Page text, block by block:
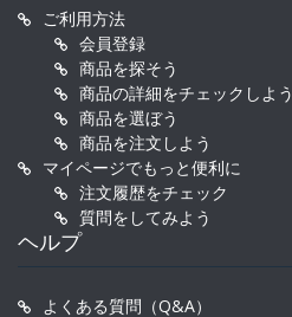
ご利用方法
会員登録
商品を探そう
商品の詳細をチェックしよう
商品を選ぼう
商品を注文しよう
マイページでもっと便利に
注文履歴をチェック
質問をしてみよう
ヘルプ
よくある質問（Q&A）